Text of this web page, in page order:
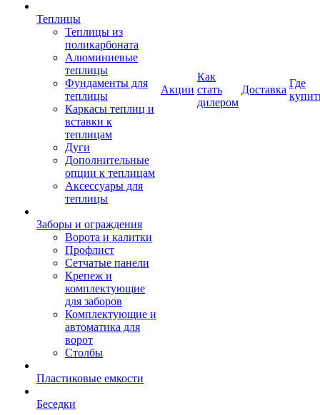
Теплицы
Теплицы из
поликарбоната
Алюминиевые
теплицы
Фундаменты для
теплицы
Каркасы теплиц и
вставки к
теплицам
Дуги
Дополнительные
опции к теплицам
Аксессуары для
теплицы
Заборы и ограждения
Ворота и калитки
Профлист
Сетчатые панели
Крепеж и
комплектующие
для заборов
Комплектующие и
автоматика для
ворот
Столбы
Пластиковые емкости
Беседки
Акции
Как
стать
дилером
Доставка
Где